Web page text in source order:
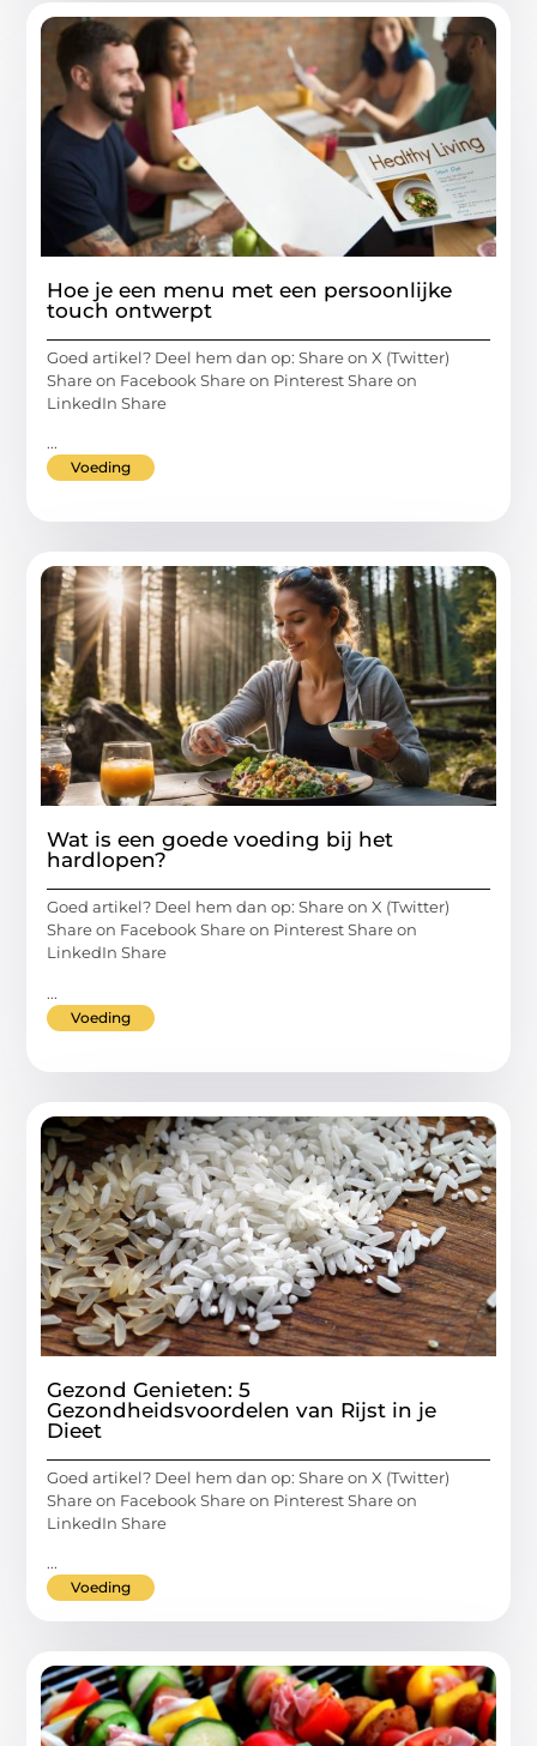
Hoe je een menu met een persoonlijke
touch ontwerpt
Goed artikel? Deel hem dan op: Share on X (Twitter)
Share on Facebook Share on Pinterest Share on
LinkedIn Share
...
Voeding
Wat is een goede voeding bij het
hardlopen?
Goed artikel? Deel hem dan op: Share on X (Twitter)
Share on Facebook Share on Pinterest Share on
LinkedIn Share
...
Voeding
Gezond Genieten: 5
Gezondheidsvoordelen van Rijst in je
Dieet
Goed artikel? Deel hem dan op: Share on X (Twitter)
Share on Facebook Share on Pinterest Share on
LinkedIn Share
...
Voeding